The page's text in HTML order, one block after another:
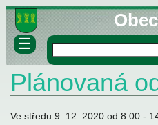
☰
informace
Plánovaná
Ve středu 9. 12. 2020 od 8:00 -